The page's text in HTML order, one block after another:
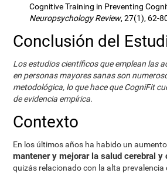
Cognitive Training in Preventing
Neuropsychology Review, 27(1), 62-
Conclusión del
Los estudios científicos que emplean las
en personas mayores sanas son
metodológica, lo que hace que CogniFit
de evidencia empírica.
Contexto
En los últimos años ha habido un
mantener y mejorar la salud cerebral
quizás relacionado con la alta